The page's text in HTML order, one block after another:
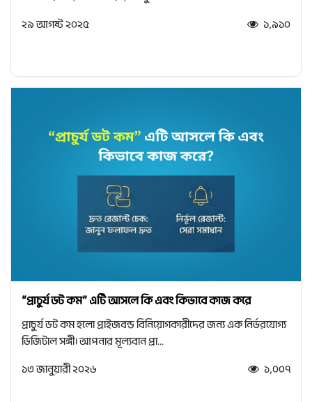
২৯ আগষ্ট ২০২৫
১,৯১০
“প্রাচুর্য ডট কম” এটি আসলে কি এবং কিভাবে কাজ করে
প্রাচুর্য ডট কম হলো প্রাইজবন্ড বিনিয়োগকারীদের জন্য এক নির্ভরযোগ্য
ডিজিটাল সঙ্গী। আপনার মূল্যবান প্রা...
১৩ জানুয়ারী ২০২৬
১,০০৭